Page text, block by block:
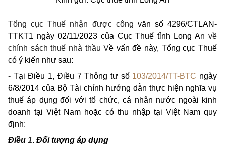
Tổng cục Thuế nhận được công văn số 4296/CTLAN-
TTKT1 ngày 02/11/2023 của Cục Thuế tỉnh Long An về
chính sách thuế nhà thầu Về vấn đề này, Tổng cục Thuế
có ý kiến như sau:
- Tại Điều 1, Điều 7 Thông tư số 103/2014/TT-BTC ngày
6/8/2014 của Bộ Tài chính hướng dẫn thực hiện nghĩa vụ
thuế áp dụng đối với tổ chức, cá nhân nước ngoài kinh
doanh tại Việt Nam hoặc có thu nhập tại Việt Nam quy
định:
Điều 1. Đối tượng áp dụng